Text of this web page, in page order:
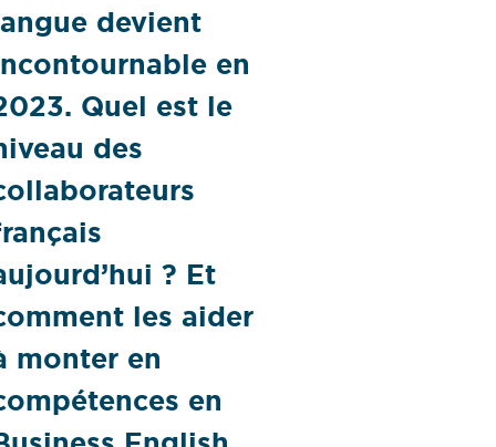
devient
en
Quel est le
des
? Et
les aider
monter en
en